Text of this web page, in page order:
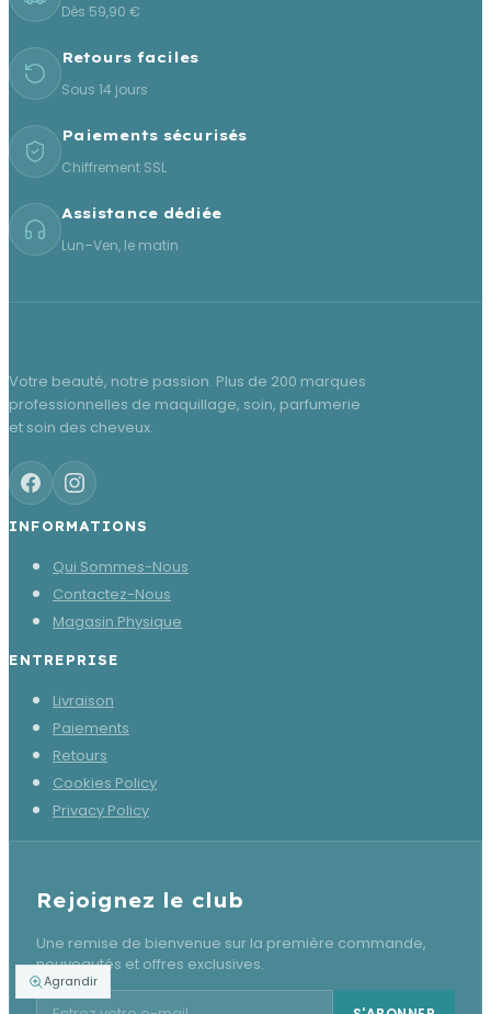
Agrandir
Dès 59,90 €
Retours faciles
Sous 14 jours
Paiements sécurisés
Chiffrement SSL
Assistance dédiée
Lun–Ven, le matin
Votre beauté, notre passion. Plus de 200 marques
professionnelles de maquillage, soin, parfumerie
et soin des cheveux.
INFORMATIONS
Qui Sommes-Nous
Contactez-Nous
Magasin Physique
ENTREPRISE
Livraison
Paiements
Retours
Cookies Policy
Privacy Policy
Rejoignez le club
Une remise de bienvenue sur la première commande,
nouveautés et offres exclusives.
Adresse e-mail pour la newsletter